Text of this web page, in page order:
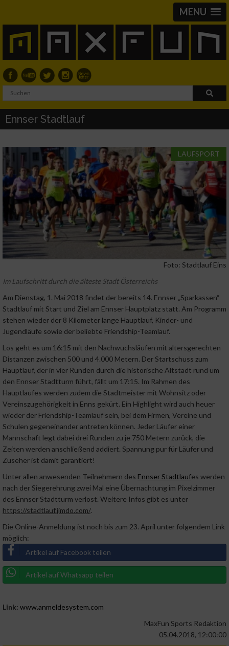
MENU
Ennser Stadtlauf
LAUFSPORT
Foto: Stadtlauf Eins
Im Laufschritt durch die älteste Stadt Österreichs
Am Dienstag, 1. Mai 2018 findet der bereits 14. Ennser „Sparkassen“
Stadtlauf mit Start und Ziel am Ennser Hauptplatz statt. Am Programm
stehen wieder der 8 Kilometer lange Hauptlauf, Kinder- und
Jugendläufe sowie der beliebte Friendship-Teamlauf.
Los geht es um 16:15 mit den Nachwuchsläufen mit altersgerechten
Distanzen zwischen 500 und 4.000 Metern. Der Startschuss zum
Hauptlauf, der in vier Runden durch die historische Altstadt rund um
den Ennser Stadtturm führt, fällt um 17:15. Im Rahmen des
Hauptlaufes werden zudem die Stadtmeister mit Wohnsitz oder
Vereinszugehörigkeit in Enns gekürt. Ein Highlight wird auch heuer
wieder der Friendship-Teamlauf sein, bei dem Firmen, Vereine und
Schulen gegeneinander antreten können. Jeder Läufer einer
Mannschaft legt dabei drei Runden zu je 750 Metern zurück, die
Zeiten werden anschließend addiert. Spannung pur für Läufer und
Zuseher ist damit garantiert!
Unter allen anwesenden Teilnehmern des Ennser Stadtlaufes werden
nach der Siegerehrung zwei Mal eine Übernachtung im Pixelzimmer
des Ennser Stadtturm verlost. Weitere Infos gibt es unter
https://stadtlauf.jimdo.com/.
Die Online-Anmeldung ist noch bis zum 23. April unter folgendem Link
möglich:
Artikel auf Facebook teilen
Artikel auf Whatsapp teilen
Link: www.anmeldesystem.com
MaxFun Sports Redaktion
05.04.2018, 12:00:00